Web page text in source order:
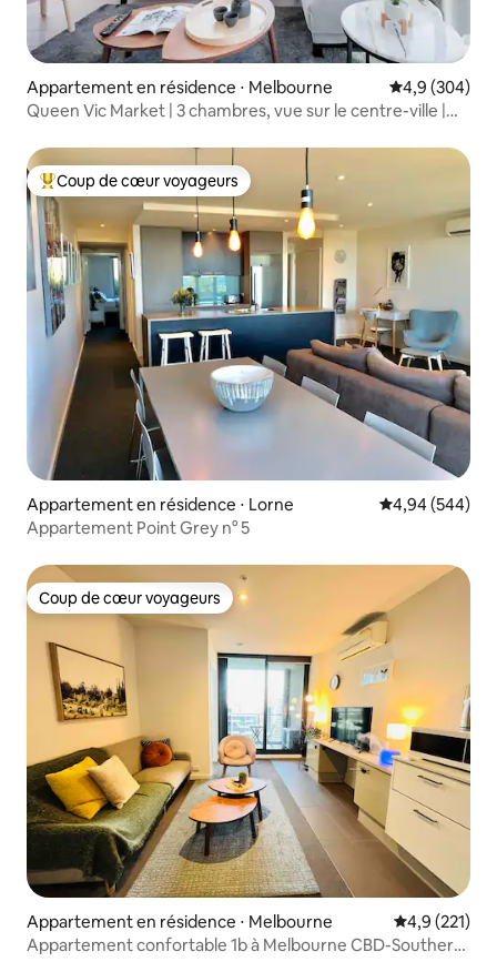
Appartement en résidence ⋅ Melbourne Évaluation
4,9 (304)
Queen Vic Market | 3 chambres, vue sur le centre-ville |
Coups de cœur voyageurs les plus appréciés
Coup de cœur voyageurs
Appartement en résidence ⋅ Lorne Évaluation
4,94 (544)
Appartement Point Grey n° 5
Coup de cœur voyageurs
Coup de cœur voyageurs
Appartement en résidence ⋅ Melbourne Évaluation
4,9 (221)
Appartement confortable 1b à Melbourne CBD-Southern